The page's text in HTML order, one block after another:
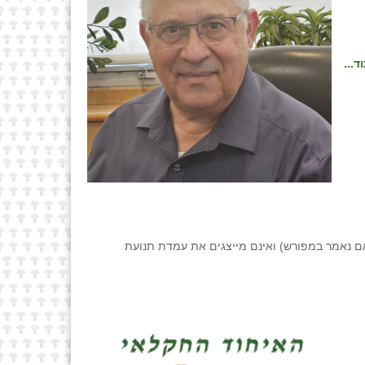
נאמר במפורש) ואינם מייצגים את עמדת תנועת